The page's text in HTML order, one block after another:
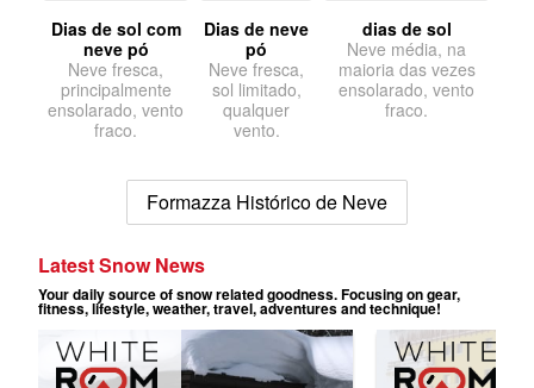
Dias de sol com
neve pó
Neve fresca,
principalmente
ensolarado, vento
fraco.
Dias de neve
pó
Neve fresca,
sol limitado,
qualquer
vento.
dias de sol
Neve média, na
maioria das vezes
ensolarado, vento
fraco.
Formazza Histórico de Neve